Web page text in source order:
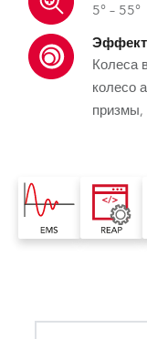
5° – 55°
Колеса
колесо